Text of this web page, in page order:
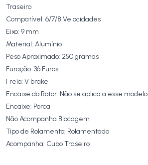
Traseiro
Compatível: 6/7/8 Velocidades
Eixo: 9 mm
Material: Alumínio
Peso Aproximado: 250 gramas
Furação: 36 Furos
Freio: V brake
Encaixe do Rotor: Não se aplica a esse modelo
Encaixe: Porca
Não Acompanha Blocagem
Tipo de Rolamento: Rolamentado
Acompanha: Cubo Traseiro